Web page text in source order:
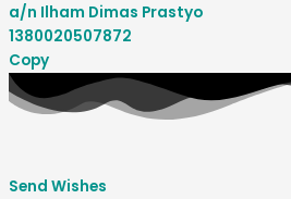
a/n Ilham Dimas Prastyo
1380020507872
Copy
Send Wishes